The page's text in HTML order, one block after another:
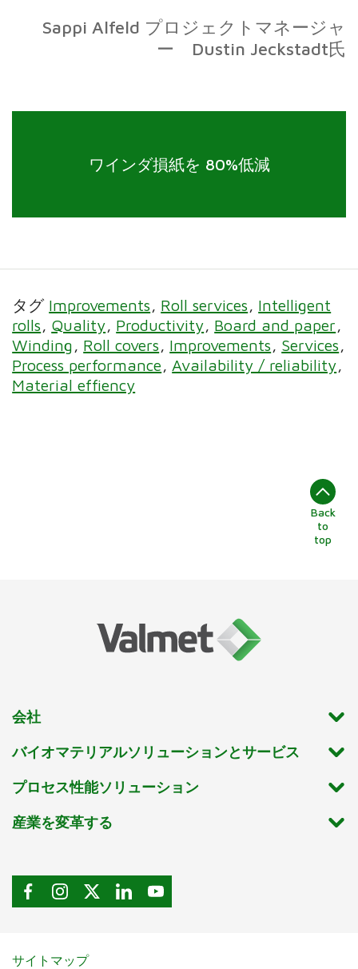
Sappi Alfeld プロジェクトマネージャ
ー Dustin Jeckstadt氏
ワインダ損紙を 80%低減
タグ Improvements Roll services
Intelligent
rolls
Quality Productivity
Board and paper
Winding
Roll covers Improvements
Services
Process performance
Availability / reliability
Material effiency
Back
to
top
会社
バイオマテリアルソリューションとサービス
プロセス性能ソリューション
産業を変革する
サイトマップ